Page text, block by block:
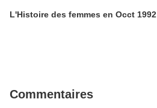
L'Histoire des femmes en Occt 1992
Commentaires